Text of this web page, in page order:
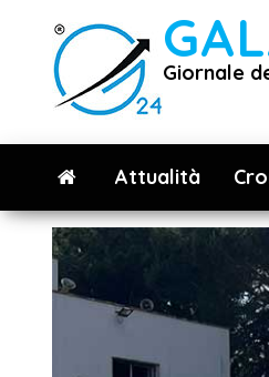
contenuto
Giornale
Attualità